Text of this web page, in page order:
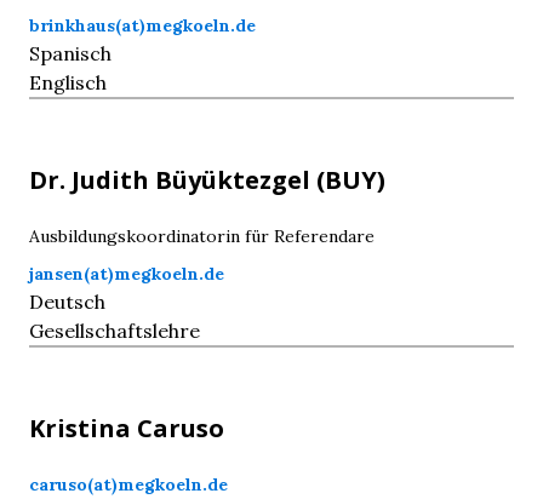
brinkhaus(at)megkoeln.de
Spanisch
Englisch
Dr. Judith Büyüktezgel (BUY)
Ausbildungskoordinatorin für Referendare
jansen(at)megkoeln.de
Deutsch
Gesellschaftslehre
Kristina Caruso
caruso(at)megkoeln.de